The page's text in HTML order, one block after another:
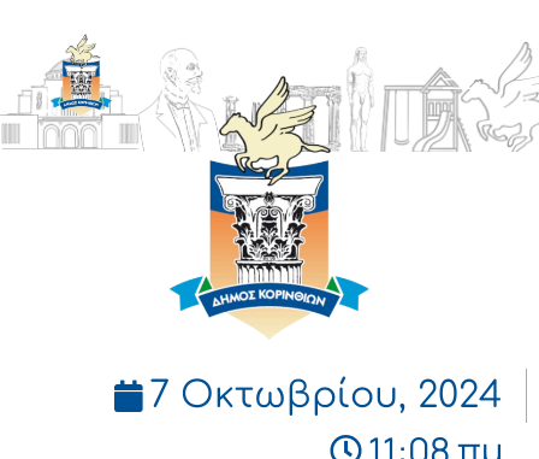
ΔΗΜΟΣ
ΚΟΡΙΝΘΙΩΝ
7 Οκτωβρίου, 2024